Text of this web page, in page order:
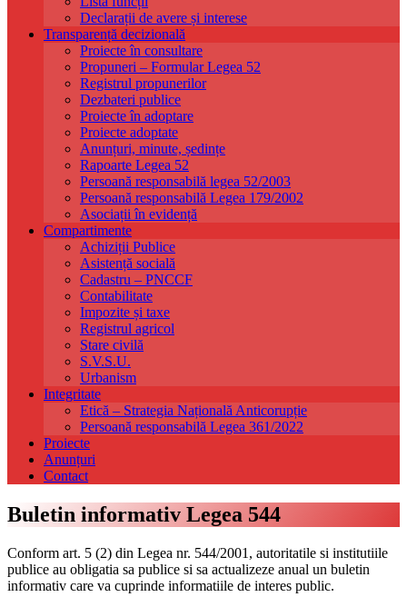
Declarații de avere și interese
Transparență decizională
Proiecte în consultare
Propuneri – Formular Legea 52
Registrul propunerilor
Dezbateri publice
Proiecte în adoptare
Proiecte adoptate
Anunțuri, minute, ședințe
Rapoarte Legea 52
Persoană responsabilă legea 52/2003
Persoană responsabilă Legea 179/2002
Asociații în evidență
Compartimente
Achiziții Publice
Asistență socială
Cadastru – PNCCF
Contabilitate
Impozite și taxe
Registrul agricol
Stare civilă
S.V.S.U.
Urbanism
Integritate
Etică – Strategia Națională Anticorupție
Persoană responsabilă Legea 361/2022
Proiecte
Anunțuri
Contact
Buletin informativ Legea 544
Conform art. 5 (2) din Legea nr. 544/2001, autoritatile si institutiile
publice au obligatia sa publice si sa actualizeze anual un buletin
informativ care va cuprinde informatiile de interes public.